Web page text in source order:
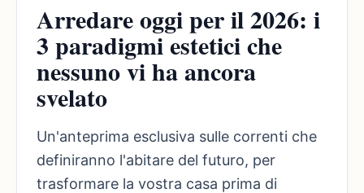
Arredare oggi per il 2026: i
3 paradigmi estetici che
nessuno vi ha ancora
svelato
Un'anteprima esclusiva sulle correnti che
definiranno l'abitare del futuro, per
trasformare la vostra casa prima di